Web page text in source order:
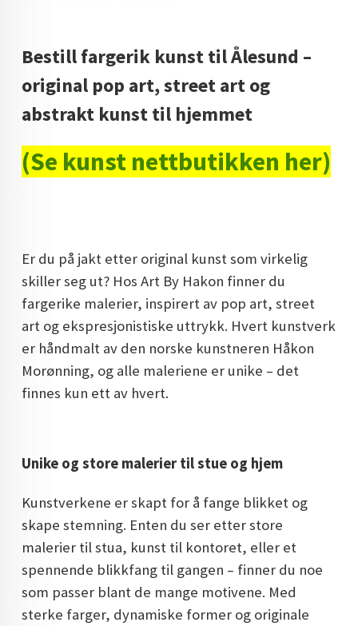
POP ART
FARGERIK KUNST
MALERIER TIL SALGS
KUNST
DOPAMIN DECOR NORGE
DOPAMIN DECOR NORGE
Bestill fargerik kunst til Ålesund –
original pop art, street art og
abstrakt kunst til hjemmet
(Se kunst nettbutikken her)
Er du på jakt etter original kunst som virkelig
skiller seg ut? Hos Art By Hakon finner du
fargerike malerier, inspirert av pop art, street
art og ekspresjonistiske uttrykk. Hvert kunstverk
er håndmalt av den norske kunstneren Håkon
Morønning, og alle maleriene er unike – det
finnes kun ett av hvert.
Unike og store malerier til stue og hjem
Kunstverkene er skapt for å fange blikket og
skape stemning. Enten du ser etter store
malerier til stua, kunst til kontoret, eller et
spennende blikkfang til gangen – finner du noe
som passer blant de mange motivene. Med
sterke farger, dynamiske former og originale